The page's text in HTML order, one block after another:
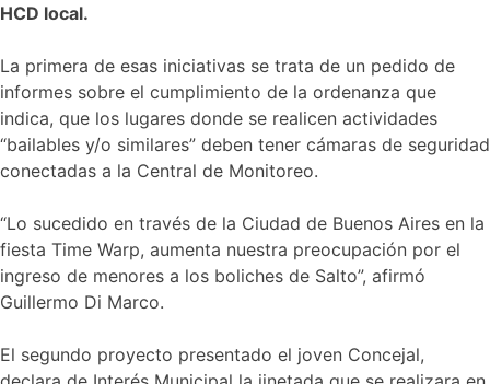
HCD local.
La primera de esas iniciativas se trata de un pedido de
informes sobre el cumplimiento de la ordenanza que
indica, que los lugares donde se realicen actividades
“bailables y/o similares” deben tener cámaras de seguridad
conectadas a la Central de Monitoreo.
“Lo sucedido en través de la Ciudad de Buenos Aires en la
fiesta Time Warp, aumenta nuestra preocupación por el
ingreso de menores a los boliches de Salto”, afirmó
Guillermo Di Marco.
El segundo proyecto presentado el joven Concejal,